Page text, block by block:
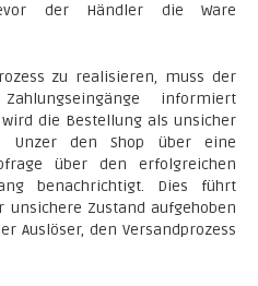
der Händler die Ware
zu realisieren, muss der
informiert
wird die Bestellung als unsicher
Unzer den Shop über eine
über den erfolgreichen
benachrichtigt. Dies führt
unsichere Zustand aufgehoben
Auslöser, den Versandprozess